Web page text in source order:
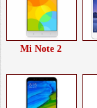
Mi Note 2